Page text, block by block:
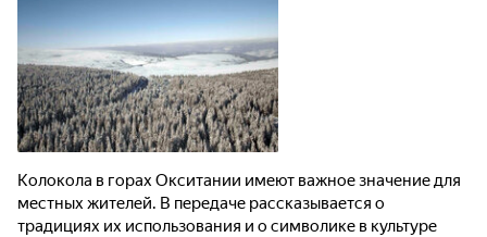
Колокола в горах Окситании имеют важное значение для
местных жителей. В передаче рассказывается о
традициях их использования и о символике в культуре